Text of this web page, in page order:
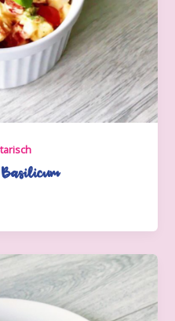
Basilicum